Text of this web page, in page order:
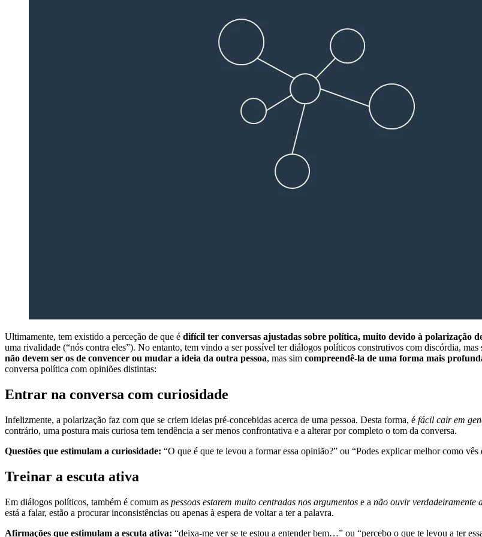
Ultimamente, tem existido a perceção de que é difícil ter conversas ajustadas sobre política, muito devido à polarização
uma rivalidade (“nós contra eles”). No entanto, tem vindo a ser possível ter diálogos políticos construtivos com discórdia,
não devem ser os de convencer ou mudar a ideia da outra pessoa, mas sim compreendê-la de uma forma mais
conversa política com opiniões distintas:
Entrar na conversa com curiosidade
Infelizmente, a polarização faz com que se criem ideias pré-concebidas acerca de uma pessoa. Desta forma, é fácil cair em
contrário, uma postura mais curiosa tem tendência a ser menos confrontativa e a alterar por completo o tom da conversa.
Questões que estimulam a curiosidade: “O que é que te levou a formar essa opinião?” ou “Podes explicar melhor como vês
Treinar a escuta ativa
Em diálogos políticos, também é comum as pessoas estarem muito centradas nos argumentos e a não ouvir verdadeiramente
está a falar, estão a procurar inconsistências ou apenas à espera de voltar a ter a palavra.
Afirmações que estimulam a escuta ativa: “deixa-me ver se te estou a entender bem…” ou “percebo o que te levou a ter